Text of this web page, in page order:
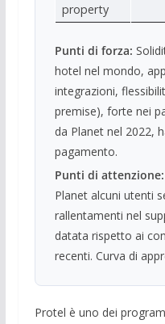
property
Punti di forza:
hotel nel mondo,
integrazioni,
premise), forte nei
da Planet nel 2022,
pagamento.
Punti di attenzione:
Planet alcuni utenti
rallentamenti nel
datata rispetto ai
recenti. Curva di
Protel è uno dei